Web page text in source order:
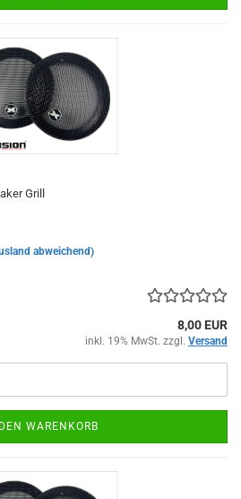
Grill
abweichend)
8,00 EUR
inkl. 19% MwSt. zzgl. Versand
WARENKORB